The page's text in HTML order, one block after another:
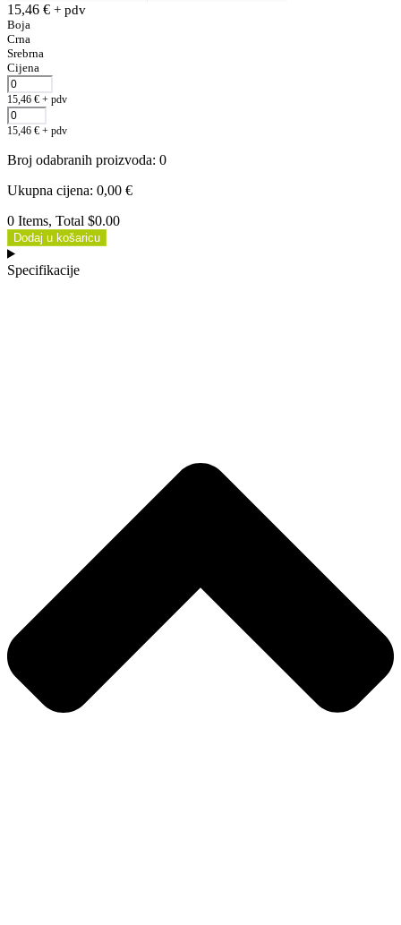
15,46 € + pdv
Boja
Crna
Srebrna
Cijena
15,46 € + pdv
15,46 € + pdv
Broj odabranih proizvoda: 0
Ukupna cijena: 0,00 €
0 Items, Total $0.00
Dodaj u košaricu
Specifikacije